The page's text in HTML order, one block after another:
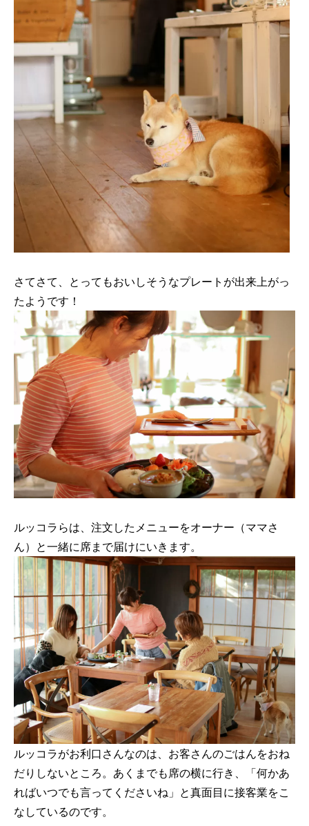
さてさて、とってもおいしそうなプレートが出来上がっ
たようです！
ルッコラらは、注文したメニューをオーナー（ママさ
ん）と一緒に席まで届けにいきます。
ルッコラがお利口さんなのは、お客さんのごはんをおね
だりしないところ。あくまでも席の横に行き、「何かあ
ればいつでも言ってくださいね」と真面目に接客業をこ
なしているのです。